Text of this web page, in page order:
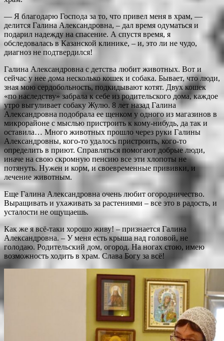
— Я благодарю Господа за то, что привел меня в храм, —
делится Галина Александровна, – дал время одуматься и
подарил надежду на спасение. А спустя время, я
обследовалась в Казанской клинике, – и, это ли не чудо,
диагноз не подтвердился!
Галина Александровна с детства любит животных. Вот и
сейчас у нее дома несколько кошек и собака. Бывает, что люди,
зная мою сердобольность, подкидывают котят. Двух кошек
«по наследству» забрала к себе из родительского дома, каждое
утро выгуливает собаку Жулю. 8 лет назад Галина
Александровна подобрала ее щенком у одного из магазинов в
микрорайоне с мыслью пристроить к кому-нибудь, да так и
оставила… Много животных прошло через руки Галины
Александровны, кого-то удалось пристроить, кого-то
определить в приют. Справляться помогают добрые люди,
иначе на свою скромную пенсию все эти хлопоты не
потянуть. Нужен и корм, и своевременные прививки, и
лечение животным.
Еще Галина Александровна очень любит огородничество.
Выращивать и ухаживать за растениями – все это в радость, и
усталости не ощущаешь.
Как же я всё-таки хорошо живу! – признается Галина
Александровна. – У меня есть крыша над головой, не
голодаю. Родительский дом, огород. На ногах стою, имею
возможность ходить в храм. Слава Богу за всё!